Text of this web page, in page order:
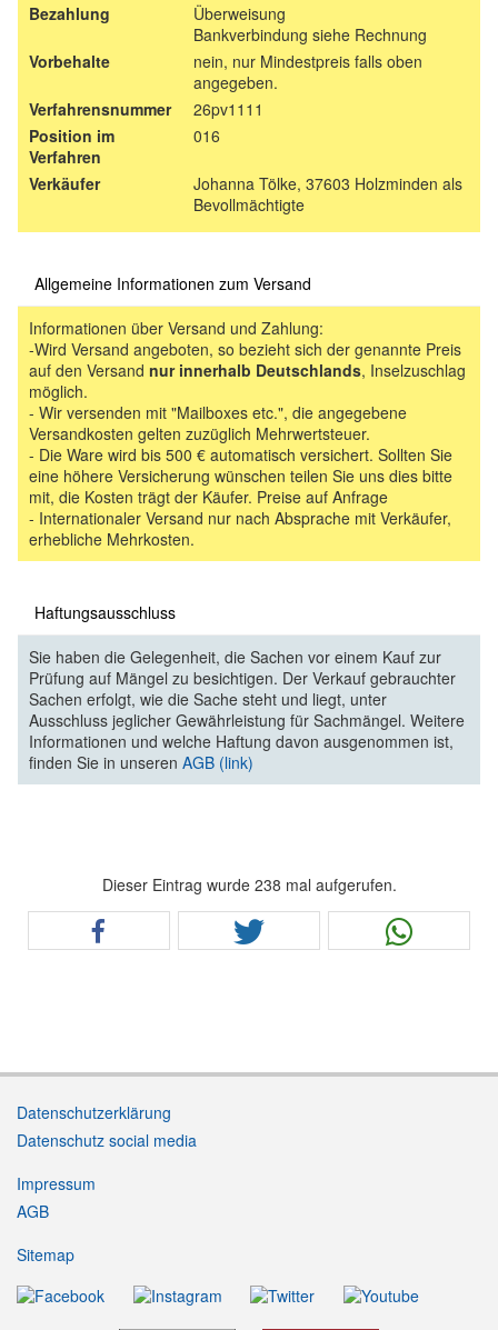
Bezahlung
Überweisung
Bankverbindung siehe Rechnung
Vorbehalte
nein, nur Mindestpreis falls oben
angegeben.
Verfahrensnummer
26pv1111
Position im
Verfahren
016
Verkäufer
Johanna Tölke, 37603 Holzminden als
Bevollmächtigte
Allgemeine Informationen zum Versand
Informationen über Versand und Zahlung:
-Wird Versand angeboten, so bezieht sich der genannte Preis
auf den Versand nur innerhalb Deutschlands, Inselzuschlag
möglich.
- Wir versenden mit "Mailboxes etc.", die angegebene
Versandkosten gelten zuzüglich Mehrwertsteuer.
- Die Ware wird bis 500 € automatisch versichert. Sollten Sie
eine höhere Versicherung wünschen teilen Sie uns dies bitte
mit, die Kosten trägt der Käufer. Preise auf Anfrage
- Internationaler Versand nur nach Absprache mit Verkäufer,
erhebliche Mehrkosten.
Haftungsausschluss
Sie haben die Gelegenheit, die Sachen vor einem Kauf zur
Prüfung auf Mängel zu besichtigen. Der Verkauf gebrauchter
Sachen erfolgt, wie die Sache steht und liegt, unter
Ausschluss jeglicher Gewährleistung für Sachmängel. Weitere
Informationen und welche Haftung davon ausgenommen ist,
finden Sie in unseren AGB (link)
Dieser Eintrag wurde 238 mal aufgerufen.
Datenschutzerklärung
Datenschutz social media
Impressum
AGB
Sitemap